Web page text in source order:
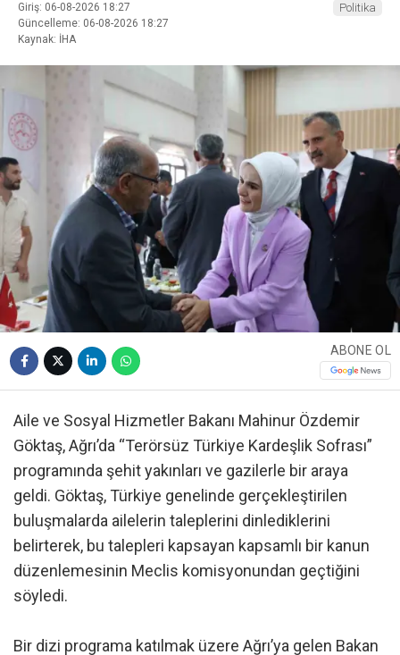
Giriş: 06-08-2026 18:27
Güncelleme: 06-08-2026 18:27
Kaynak: İHA
Politika
ABONE OL
Aile ve Sosyal Hizmetler Bakanı Mahinur Özdemir
Göktaş, Ağrı’da “Terörsüz Türkiye Kardeşlik Sofrası”
programında şehit yakınları ve gazilerle bir araya
geldi. Göktaş, Türkiye genelinde gerçekleştirilen
buluşmalarda ailelerin taleplerini dinlediklerini
belirterek, bu talepleri kapsayan kapsamlı bir kanun
düzenlemesinin Meclis komisyonundan geçtiğini
söyledi.
Bir dizi programa katılmak üzere Ağrı’ya gelen Bakan